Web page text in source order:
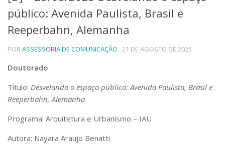
Telefones e Mapas
Pessoas
Ensino
Graduação
Educação a distância
Pesquisa e Inovação
Centros, Núcleos e Projetos em Rede
Iniciação Científica
público: Avenida Paulista, Brasil e
Reeperbahn, Alemanha
PORASSESSORIA DE COMUNICAÇÃO · 21 DE AGOSTO DE 2025
Doutorado
Título: Desvelando o espaço público: Avenida Paulista, Brasil e
Reeperbahn, Alemanha
Programa: Arquitetura e Urbanismo – IAU
Autora: Nayara Araujo Benatti